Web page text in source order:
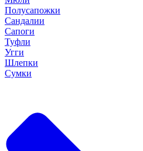
Полусапожки
Сандалии
Сапоги
Туфли
Угги
Шлепки
Сумки